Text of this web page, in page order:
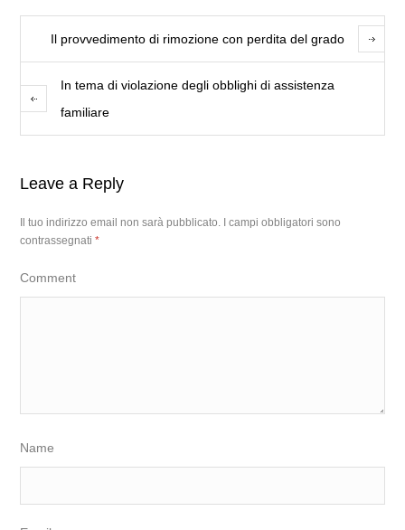
Il provvedimento di rimozione con perdita del grado
In tema di violazione degli obblighi di assistenza
familiare
Leave a Reply
Il tuo indirizzo email non sarà pubblicato.
I campi obbligatori sono
contrassegnati*
Comment
Name